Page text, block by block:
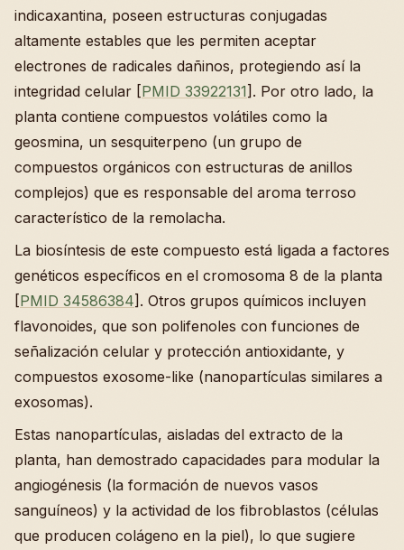
indicaxantina, poseen estructuras conjugadas
altamente estables que les permiten aceptar
electrones de radicales dañinos, protegiendo así la
integridad celular [PMID 33922131]. Por otro lado, la
planta contiene compuestos volátiles como la
geosmina, un sesquiterpeno (un grupo de
compuestos orgánicos con estructuras de anillos
complejos) que es responsable del aroma terroso
característico de la remolacha.
La biosíntesis de este compuesto está ligada a factores
genéticos específicos en el cromosoma 8 de la planta
[PMID 34586384]. Otros grupos químicos incluyen
flavonoides, que son polifenoles con funciones de
señalización celular y protección antioxidante, y
compuestos exosome-like (nanopartículas similares a
exosomas).
Estas nanopartículas, aisladas del extracto de la
planta, han demostrado capacidades para modular la
angiogénesis (la formación de nuevos vasos
sanguíneos) y la actividad de los fibroblastos (células
que producen colágeno en la piel), lo que sugiere